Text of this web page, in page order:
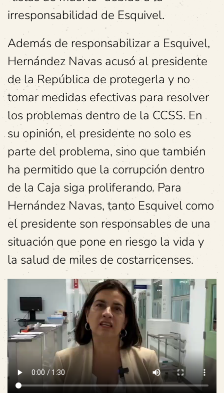
irresponsabilidad de Esquivel.
Además de responsabilizar a Esquivel,
Hernández Navas acusó al presidente
de la República de protegerla y no
tomar medidas efectivas para resolver
los problemas dentro de la CCSS. En
su opinión, el presidente no solo es
parte del problema, sino que también
ha permitido que la corrupción dentro
de la Caja siga proliferando. Para
Hernández Navas, tanto Esquivel como
el presidente son responsables de una
situación que pone en riesgo la vida y
la salud de miles de costarricenses.